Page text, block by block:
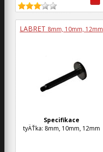
LABRET 8mm, 10mm, 12mm
Specifikace
tyÄŤka: 8mm, 10mm, 12mm